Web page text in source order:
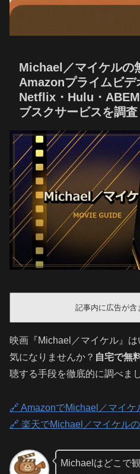
Michael／マイケルの
Amazonプライムビデ
Netflix・Hulu・
ブスクサービスを調査
記事内に広告が含
映画『Michael／マイケル』は
気になりませんか？ 自宅で無
聴する手段を徹底的に調べまし
🔗 AmazonでMichael／マイケ
🔗 楽天でMichael／マイケル
Michaelはどこで